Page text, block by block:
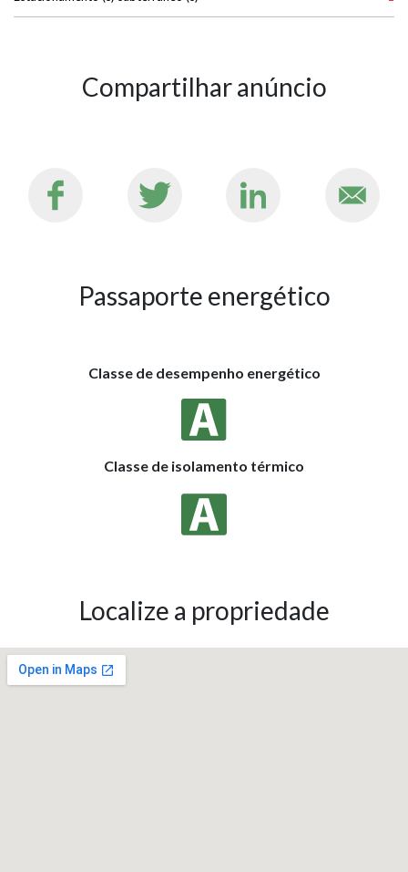
Compartilhar anúncio
Passaporte energético
Classe de desempenho energético
Classe de isolamento térmico
Localize a propriedade